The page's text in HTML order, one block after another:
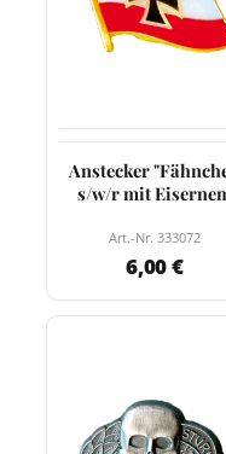
Anstecker
s/w/r mit
Art.-Nr. 333072
6,00 €